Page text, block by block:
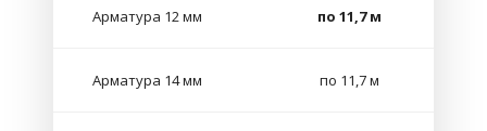
Арматура 12 мм по 11,7 м
Арматура 14 мм по 11,7 м